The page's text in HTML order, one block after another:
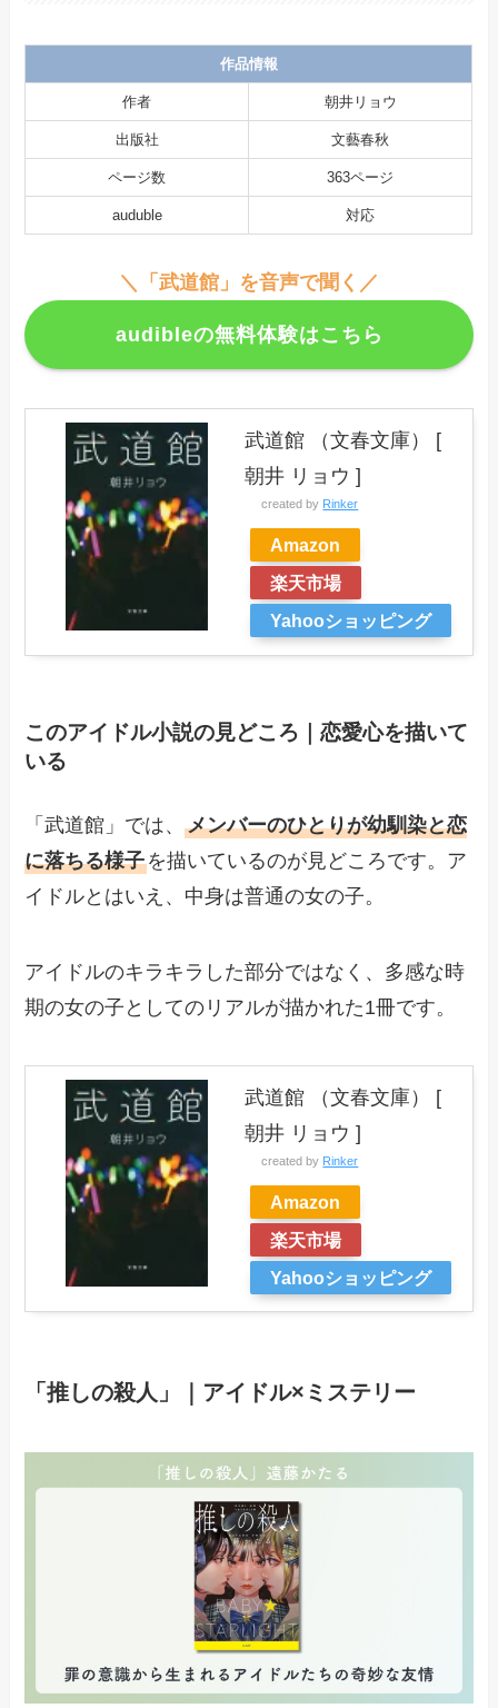
作品情報
作者 朝井リョウ
出版社 文藝春秋
ページ数 363ページ
auduble 対応
＼「武道館」を音声で聞く／
audibleの無料体験はこちら
武道館 （文春文庫） [
朝井 リョウ ]
created by Rinker
Amazon
楽天市場
Yahooショッピング
このアイドル小説の見どころ｜恋愛心を描いて
いる
「武道館」では、メンバーのひとりが幼馴染と恋
に落ちる様子を描いているのが見どころです。ア
イドルとはいえ、中身は普通の女の子。
アイドルのキラキラした部分ではなく、多感な時
期の女の子としてのリアルが描かれた1冊です。
武道館 （文春文庫） [
朝井 リョウ ]
created by Rinker
Amazon
楽天市場
Yahooショッピング
「推しの殺人」｜アイドル×ミステリー